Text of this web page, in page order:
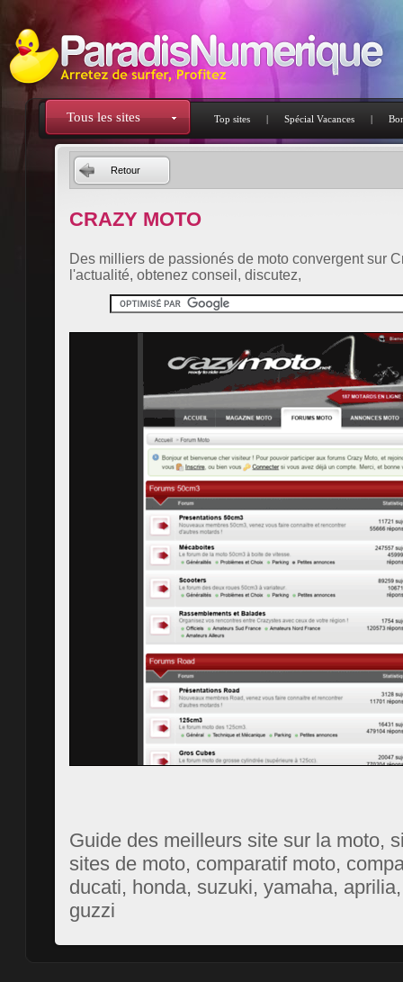
Tous les sites Top sites | Spécial Vacances |
Retour
CRAZY MOTO
Des milliers de passionés de moto convergent sur
l'actualité, obtenez conseil, discutez,
Guide des meilleurs site sur la moto,
sites de moto, comparatif moto,
ducati, honda, suzuki, yamaha,
guzzi